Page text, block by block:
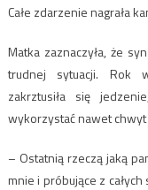
Całe zdarzenie nagrała
Matka zaznaczyła, że
trudnej sytuacji. Rok
zakrztusiła się
wykorzystać nawet chwyt
– Ostatnią rzeczą jaką
mnie i próbujące z całych